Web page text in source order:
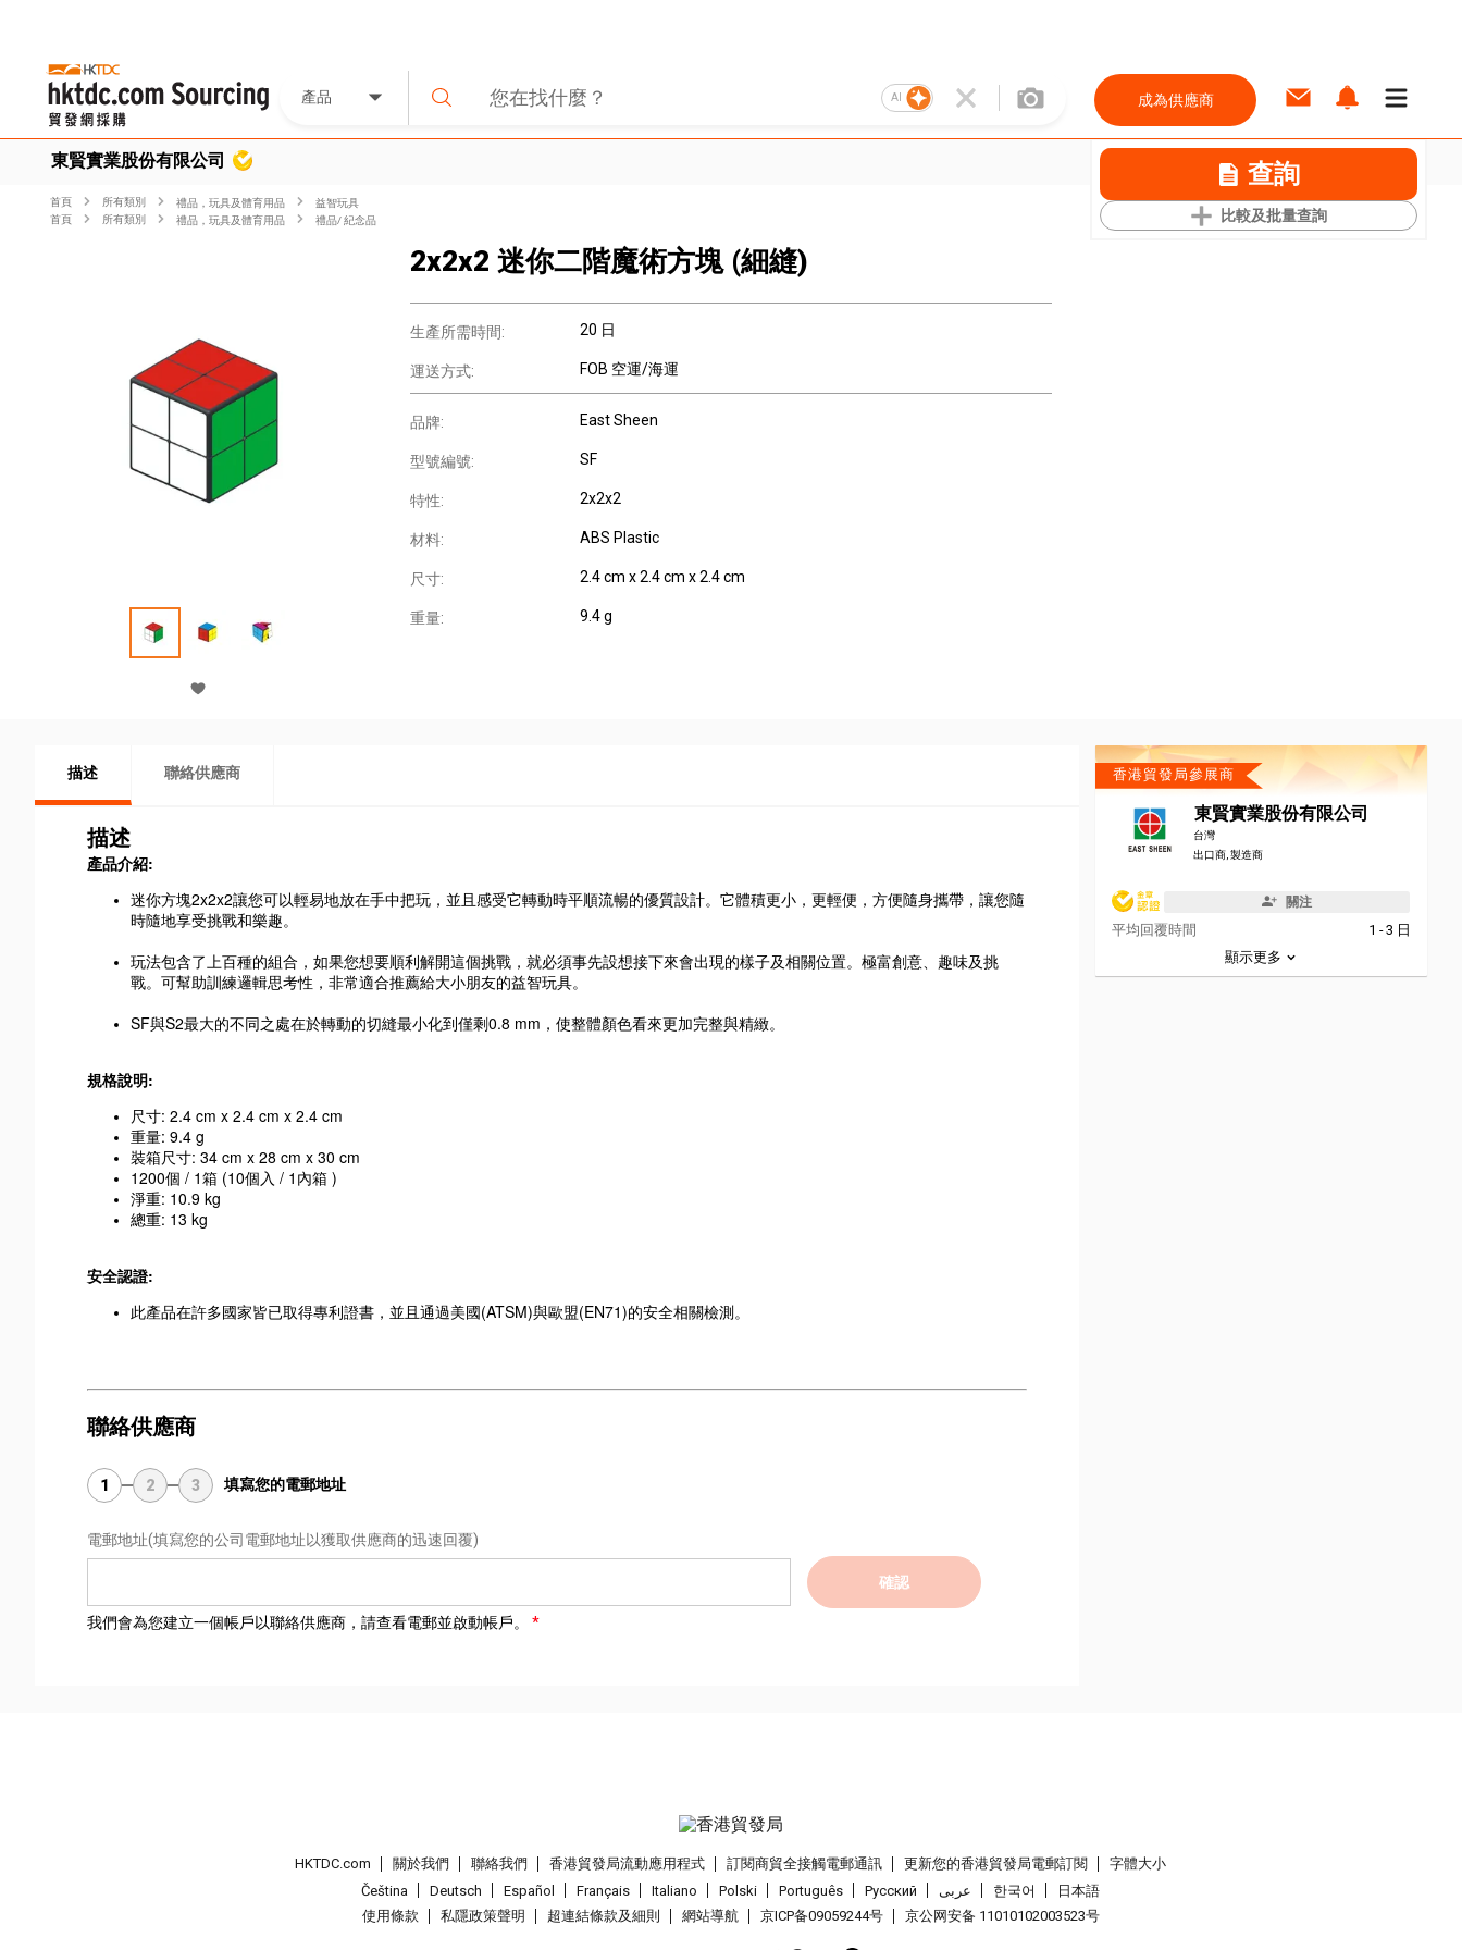
產品 AI 成為供應商
東賢實業股份有限公司 查詢
比較及批量查詢
首頁 所有類別 禮品，玩具及體育用品
益智玩具
首頁
所有類別 禮品，玩具及體育用品 禮品/ 紀念品
2x2x2 迷你二階魔術方塊 (細縫)
生產所需時間: 20 日
運送方式: FOB 空運/海運
品牌: East Sheen
型號編號: SF
特性: 2x2x2
材料: ABS Plastic
尺寸: 2.4 cm x 2.4 cm x 2.4 cm
重量: 9.4 g
描述 聯絡供應商
描述
產品介紹:
迷你方塊2x2x2讓您可以輕易地放在手中把玩，並且感受它轉動時平順流暢的優質設計。它體積更小，更輕便，方便隨身攜帶，讓您隨
時隨地享受挑戰和樂趣。
玩法包含了上百種的組合，如果您想要順利解開這個挑戰，就必須事先設想接下來會出現的樣子及相關位置。極富創意、趣味及挑
戰。可幫助訓練邏輯思考性，非常適合推薦給大小朋友的益智玩具。
SF與S2最大的不同之處在於轉動的切縫最小化到僅剩0.8 mm，使整體顏色看來更加完整與精緻。
規格說明:
尺寸: 2.4 cm x 2.4 cm x 2.4 cm
重量: 9.4 g
裝箱尺寸: 34 cm x 28 cm x 30 cm
1200個 / 1箱 (10個入 / 1內箱 )
淨重: 10.9 kg
總重: 13 kg
安全認證:
此產品在許多國家皆已取得專利證書，並且通過美國(ATSM)與歐盟(EN71)的安全相關檢測。
聯絡供應商
1 2 3 填寫您的電郵地址
電郵地址(填寫您的公司電郵地址以獲取供應商的迅速回覆)
確認
我們會為您建立一個帳戶以聯絡供應商，請查看電郵並啟動帳戶。
香港貿發局參展商
東賢實業股份有限公司
台灣
出口商, 製造商
關注
平均回覆時間
1 - 3 日
顯示更多
HKTDC.com 關於我們 聯絡我們 香港貿發局流動應用程式 訂閱商貿全接觸電郵通訊 更新您的香港貿發局電郵訂閱
字體大小
Čeština
Deutsch Español Français Italiano Polski Português Pусский عربى 한국어
日本語
使用條款
私隱政策聲明 超連結條款及細則 網站導航 京ICP备09059244号 京公网安备 11010102003523号